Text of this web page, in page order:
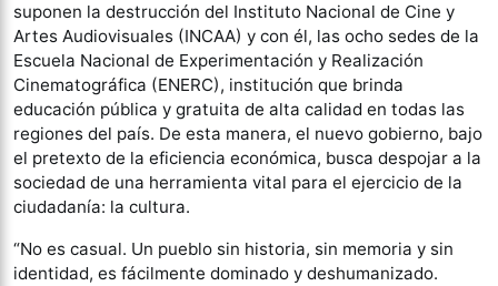
suponen la destrucción del Instituto Nacional de Cine y
Artes Audiovisuales (INCAA) y con él, las ocho sedes de la
Escuela Nacional de Experimentación y Realización
Cinematográfica (ENERC), institución que brinda
educación pública y gratuita de alta calidad en todas las
regiones del país. De esta manera, el nuevo gobierno, bajo
el pretexto de la eficiencia económica, busca despojar a la
sociedad de una herramienta vital para el ejercicio de la
ciudadanía: la cultura.
“No es casual. Un pueblo sin historia, sin memoria y sin
identidad, es fácilmente dominado y deshumanizado.